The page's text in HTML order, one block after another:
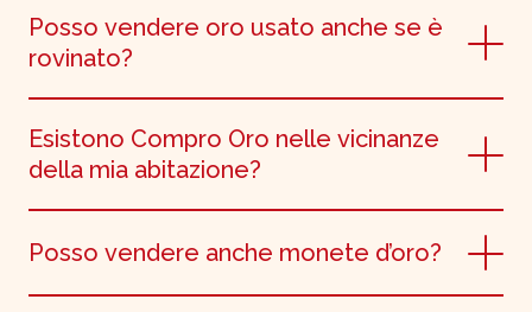
Posso vendere oro usato anche se è
rovinato?
Esistono Compro Oro nelle vicinanze
della mia abitazione?
Posso vendere anche monete d’oro?